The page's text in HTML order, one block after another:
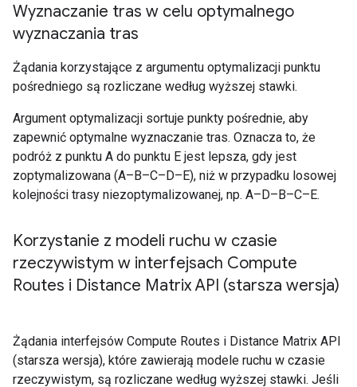
Wyznaczanie tras w celu optymalnego
wyznaczania tras
Żądania korzystające z argumentu optymalizacji punktu
pośredniego są rozliczane według wyższej stawki.
Argument optymalizacji sortuje punkty pośrednie, aby
zapewnić optymalne wyznaczanie tras. Oznacza to, że
podróż z punktu A do punktu E jest lepsza, gdy jest
zoptymalizowana (A–B–C–D–E), niż w przypadku losowej
kolejności trasy niezoptymalizowanej, np. A–D–B–C–E.
Korzystanie z modeli ruchu w czasie
rzeczywistym w interfejsach Compute
Routes i Distance Matrix API (starsza wersja)
Żądania interfejsów Compute Routes i Distance Matrix API
(starsza wersja), które zawierają modele ruchu w czasie
rzeczywistym, są rozliczane według wyższej stawki. Jeśli